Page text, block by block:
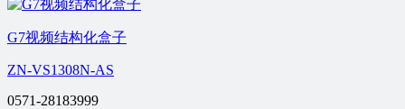
G7视频结构化盒子
ZN-VS1308N-AS
0571-28183999